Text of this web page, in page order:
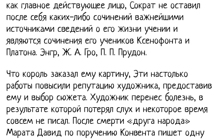
как главное действующее лицо, Сократ не оставил
после себя каких-либо сочинений важнейшими
источниками сведений о его жизни учении и
являются сочинения его учеников Ксенофонта и
Платона. Энгр, Ж. А. Гро, П. П. Прудон.
Что король заказал ему картину, Эти настолько
работы повысили репутацию художника, предоставив
ему и выбор сюжета. Художник перенес болезнь, в
результате которой потерял слух и некоторое время
совсем не писал. После смерти «друга народа»
Марата Давид по поручению Конвента пишет одну